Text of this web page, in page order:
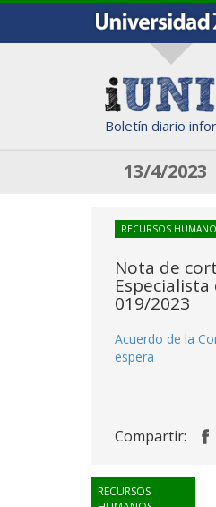
Boletín diario
13/4/2023
RECURSOS
Nota de
019/2023
Acuerdo de la
espera
Compartir:
RECURSOS